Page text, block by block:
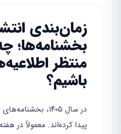
زمان‌بندی
بخشنامه‌ها؛
منتظر
باشیم؟
در سال ۱۴۰۵،
پیدا کرده‌اند. معمولاً در